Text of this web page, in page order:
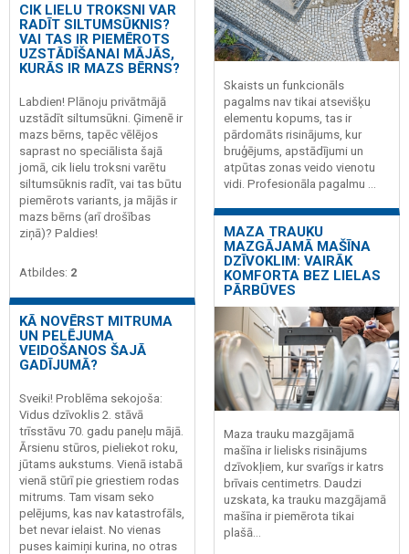
CIK LIELU TROKSNI VAR
RADĪT SILTUMSŪKNIS?
VAI TAS IR PIEMĒROTS
UZSTĀDĪŠANAI MĀJĀS,
KURĀS IR MAZS BĒRNS?
Labdien! Plānoju privātmājā
uzstādīt siltumsūkni. Ģimenē ir
mazs bērns, tapēc vēlējos
saprast no speciālista šajā
jomā, cik lielu troksni varētu
siltumsūknis radīt, vai tas būtu
piemērots variants, ja mājās ir
mazs bērns (arī drošības
ziņā)? Paldies!
Atbildes: 2
KĀ NOVĒRST MITRUMA
UN PELĒJUMA
VEIDOŠANOS ŠAJĀ
GADĪJUMĀ?
Sveiki! Problēma sekojoša:
Vidus dzīvoklis 2. stāvā
trīsstāvu 70. gadu paneļu mājā.
Ārsienu stūros, pieliekot roku,
jūtams aukstums. Vienā istabā
vienā stūrī pie griestiem rodas
mitrums. Tam visam seko
pelējums, kas nav katastrofāls,
bet nevar ielaist. No vienas
puses kaimiņi kurina, no otras
Skaists un funkcionāls
pagalms nav tikai atsevišķu
elementu kopums, tas ir
pārdomāts risinājums, kur
bruģējums, apstādījumi un
atpūtas zonas veido vienotu
vidi. Profesionāla pagalmu ...
MAZA TRAUKU
MAZGĀJAMĀ MAŠĪNA
DZĪVOKLIM: VAIRĀK
KOMFORTA BEZ LIELAS
PĀRBŪVES
Maza trauku mazgājamā
mašīna ir lielisks risinājums
dzīvokļiem, kur svarīgs ir katrs
brīvais centimetrs. Daudzi
uzskata, ka trauku mazgājamā
mašīna ir piemērota tikai
plašā...